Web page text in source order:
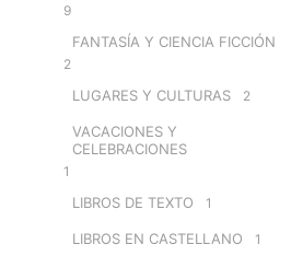
9
FANTASÍA Y CIENCIA FICCIÓN
2
LUGARES Y CULTURAS 2
VACACIONES Y
CELEBRACIONES
1
LIBROS DE TEXTO 1
LIBROS EN CASTELLANO 1